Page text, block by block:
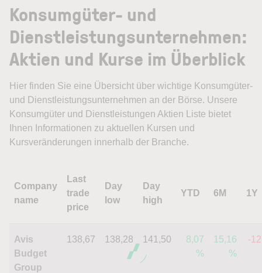
Konsumgüter- und
Dienstleistungsunternehmen:
Aktien und Kurse im Überblick
Hier finden Sie eine Übersicht über wichtige Konsumgüter-
und Dienstleistungsunternehmen an der Börse. Unsere
Konsumgüter und Dienstleistungen Aktien Liste bietet
Ihnen Informationen zu aktuellen Kursen und
Kursveränderungen innerhalb der Branche.
Company
name
Last
trade
price
Day
low
Day
high
YTD 6M 1Y
Avis
Budget
Group
138,67 138,28 141,50
8,07
%
15,16
%
-